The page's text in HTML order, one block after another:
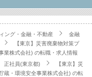
ング・金融・不動産
金融
【東京】災害廃棄物対策プ
業株式会社) の転職・求人情報
正社員(東京都)
【東京】災
蔵・環境安全事業株式会社) の転